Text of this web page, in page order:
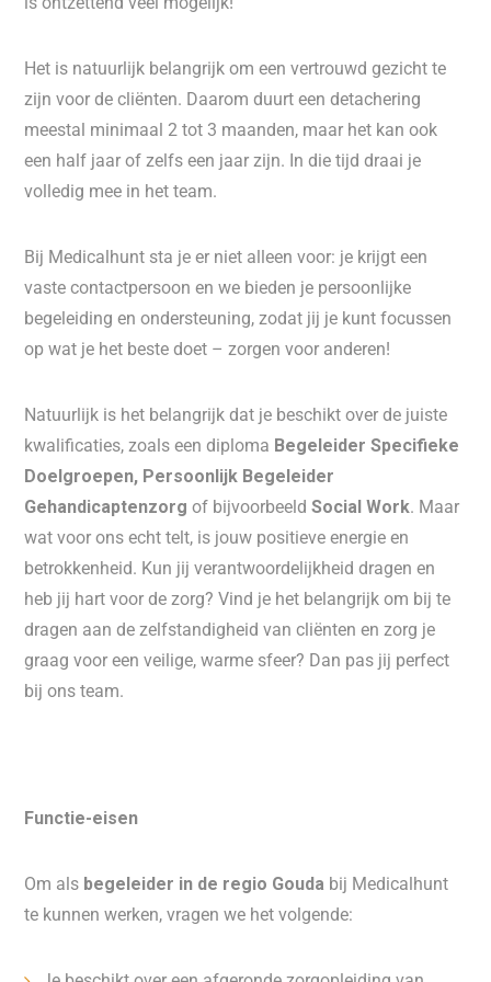
Het is natuurlijk belangrijk om een vertrouwd gezicht te
zijn voor de cliënten. Daarom duurt een detachering
meestal minimaal 2 tot 3 maanden, maar het kan ook
een half jaar of zelfs een jaar zijn. In die tijd draai je
volledig mee in het team.
Bij Medicalhunt sta je er niet alleen voor: je krijgt een
vaste contactpersoon en we bieden je persoonlijke
begeleiding en ondersteuning, zodat jij je kunt focussen
op wat je het beste doet – zorgen voor anderen!
Natuurlijk is het belangrijk dat je beschikt over de juiste
kwalificaties, zoals een diploma Begeleider Specifieke
Doelgroepen, Persoonlijk Begeleider
Gehandicaptenzorg of bijvoorbeeldSocial Work. Maar
wat voor ons echt telt, is jouw positieve energie en
betrokkenheid. Kun jij verantwoordelijkheid dragen en
heb jij hart voor de zorg? Vind je het belangrijk om bij te
dragen aan de zelfstandigheid van cliënten en zorg je
graag voor een veilige, warme sfeer? Dan pas jij perfect
bij ons team.
Functie-eisen
Om als begeleider in de regio Gouda bij Medicalhunt
te kunnen werken, vragen we het volgende: